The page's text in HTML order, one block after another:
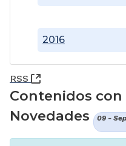
2016
RSS (Abre una nueva
Contenidos
Novedades
09 -